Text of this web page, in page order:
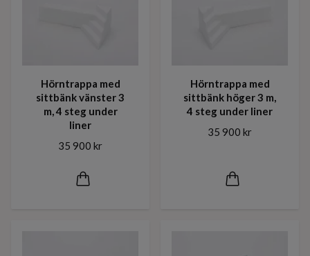
Hörntrappa med
sittbänk vänster 3
m, 4 steg under
liner
35 900 kr
Hörntrappa med
sittbänk höger 3 m,
4 steg under liner
35 900 kr